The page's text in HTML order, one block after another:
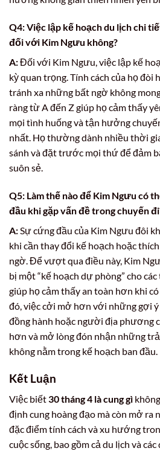
Q4: Việc lập kế hoạch du lịch chi
đối với Kim Ngưu không?
A:Đối với Kim Ngưu, việc lập kế
kỳ quan trọng. Tính cách của họ đòi
tránh xa những bất ngờ không
ràng từ A đến Z giúp họ cảm thấy
mọi tình huống và tận hưởng
nhất. Họ thường dành nhiều thời
sánh và đặt trước mọi thứ để đảm
suôn sẻ.
Q5: Làm thế nào để Kim Ngưu có
đầu khi gặp vấn đề trong chuyến
A:Sự cứng đầu của Kim Ngưu đôi
khi cần thay đổi kế hoạch hoặc
ngờ. Để vượt qua điều này, Kim
bị một “kế hoạch dự phòng” cho
giúp họ cảm thấy an toàn hơn khi
đó, việc cởi mở hơn với những gợi
đồng hành hoặc người địa phương
hơn và mở lòng đón nhận những
không nằm trong kế hoạch ban đầu.
Kết Luận
Việc biết30 tháng 4 là cung gì
định cung hoàng đạo mà còn mở ra
đặc điểm tính cách và xu hướng
cuộc sống, bao gồm cả du lịch và